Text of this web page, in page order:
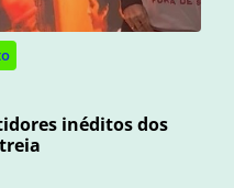
inéditos dos